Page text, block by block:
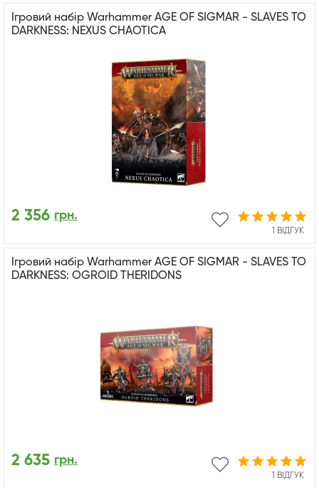
Ігровий набір Warhammer AGE OF SIGMAR - SLAVES TO
DARKNESS: NEXUS CHAOTICA
1 ВІДГУК
2 356 грн.
Ігровий набір Warhammer AGE OF SIGMAR - SLAVES TO
DARKNESS: OGROID THERIDONS
1 ВІДГУК
2 635 грн.